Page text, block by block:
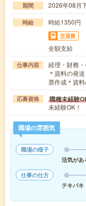
期間 2026年08月
時給 時給1350円
交通費
全額支給
仕事内容
経理・財務
＊資料の発
票作成＊資
応募資格 職種未経験
未経験OK！
職場の雰囲気
職場の様子
活気があ
仕事の仕方
テキパキ